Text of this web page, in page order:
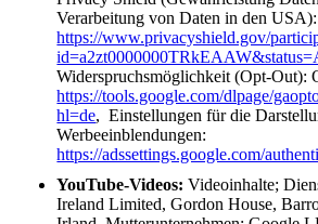
Verarbeitung von Daten in den USA):
https://www.privacyshield.gov/
Widerspruchsmöglichkeit (Opt-Out):
https://tools.google.com/dlpage/
hl=de, Einstellungen für die
Werbeeinblendungen:
https://adssettings.google.com/
YouTube-Videos: Videoinhalte;
Ireland Limited, Gordon House,